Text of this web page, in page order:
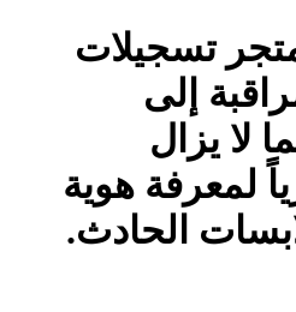
تسجيلات
إلى
لا يزال
لمعرفة هوية
الحادث.